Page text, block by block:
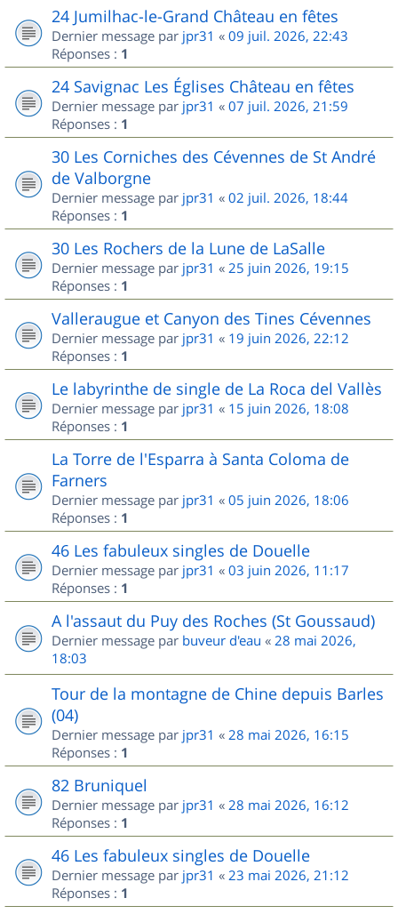
24 Jumilhac-le-Grand Château en fêtes
Dernier message par jpr31 « 09 juil. 2026, 22:43
Réponses : 1
24 Savignac Les Églises Château en fêtes
Dernier message par jpr31 « 07 juil. 2026, 21:59
Réponses : 1
30 Les Corniches des Cévennes de St André
de Valborgne
Dernier message par jpr31 « 02 juil. 2026, 18:44
Réponses : 1
30 Les Rochers de la Lune de LaSalle
Dernier message par jpr31 « 25 juin 2026, 19:15
Réponses : 1
Valleraugue et Canyon des Tines Cévennes
Dernier message par jpr31 « 19 juin 2026, 22:12
Réponses : 1
Le labyrinthe de single de La Roca del Vallès
Dernier message par jpr31 « 15 juin 2026, 18:08
Réponses : 1
La Torre de l'Esparra à Santa Coloma de
Farners
Dernier message par jpr31 « 05 juin 2026, 18:06
Réponses : 1
46 Les fabuleux singles de Douelle
Dernier message par jpr31 « 03 juin 2026, 11:17
Réponses : 1
A l'assaut du Puy des Roches (St Goussaud)
Dernier message par buveur d'eau « 28 mai 2026,
18:03
Tour de la montagne de Chine depuis Barles
(04)
Dernier message par jpr31 « 28 mai 2026, 16:15
Réponses : 1
82 Bruniquel
Dernier message par jpr31 « 28 mai 2026, 16:12
Réponses : 1
46 Les fabuleux singles de Douelle
Dernier message par jpr31 « 23 mai 2026, 21:12
Réponses : 1